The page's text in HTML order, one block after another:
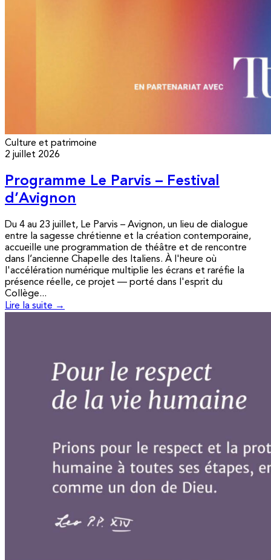
Culture et patrimoine
2 juillet 2026
Programme Le Parvis – Festival
d’Avignon
Du 4 au 23 juillet, Le Parvis – Avignon, un lieu de dialogue
entre la sagesse chrétienne et la création contemporaine,
accueille une programmation de théâtre et de rencontre
dans l’ancienne Chapelle des Italiens. À l'heure où
l'accélération numérique multiplie les écrans et raréfie la
présence réelle, ce projet — porté dans l'esprit du
Collège...
Lire la suite →